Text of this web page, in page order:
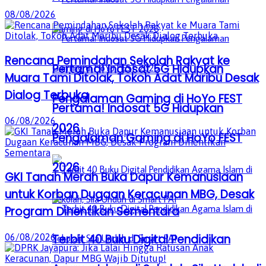
Pertama! Indosat 5G Hidupkan
Pengalaman Gaming di HoYo FEST
2026
Terbit 40 Buku Digital Pendidikan
Pertama! Indosat 5G Hidupkan
Pengalaman Gaming di HoYo FEST
2026
08/08/2026
Rencana Pemindahan Sekolah Rakyat ke
Muara Tami Ditolak, Tokoh Adat Maribu Desak
Dialog Terbuka
06/08/2026
GKI Tanah Merah Buka Dapur Kemanusiaan
untuk Korban Dugaan Keracunan MBG, Desak
Program Dihentikan Sementara
06/08/2026